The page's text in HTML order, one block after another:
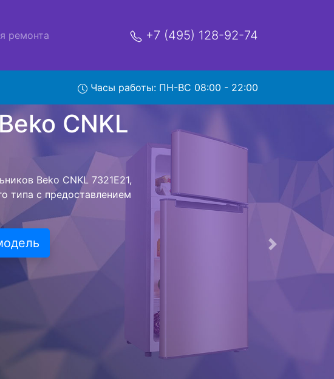
ремонта +7 (495) 128-92-74
Часы работы: ПН-ВС 08:00 - 22:00
свое время и деньги на
Beko CNKL
Beko CNKL 7321E21
не предстоит ожидать
техника сдается,
фиксируется.
, выезд
Следующая